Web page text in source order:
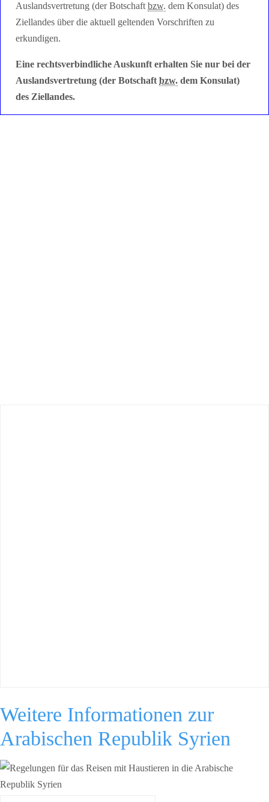
Auslandsvertretung (der Botschaft bzw. dem Konsulat) des
Ziellandes über die aktuell geltenden Vorschriften zu
erkundigen.
Eine rechtsverbindliche Auskunft erhalten Sie nur bei der
Auslandsvertretung (der Botschaft bzw. dem Konsulat)
des Ziellandes.
Weitere Informationen zur
Arabischen Republik Syrien